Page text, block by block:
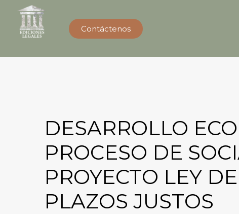
Contáctenos
DESARROLLO
PROCESO DE
PROYECTO LEY
PLAZOS JUSTOS